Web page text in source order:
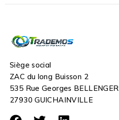
Siège social
ZAC du long Buisson 2
535 Rue Georges BELLENGER
27930 GUICHAINVILLE